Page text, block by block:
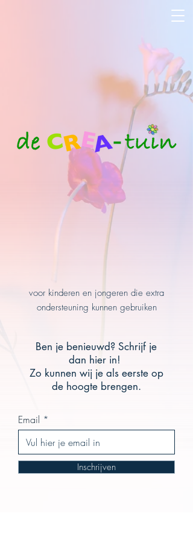
voor kinderen en jongeren die extra
ondersteuning kunnen gebruiken
Ben je benieuwd? Schrijf je
dan hier in!
Zo kunnen wij je als eerste op
de hoogte brengen.
Email
Inschrijven